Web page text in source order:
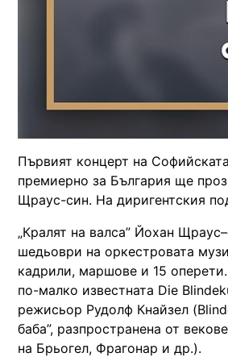
Първият концерт на
премиерно за България ще
Щраус-син. На диригентския
„Кралят на валса” Йохан
шедьоври на оркестровата
кадрили, маршове и 15 оперети.
по-малко известната Die
режисьор Рудолф Кнайзел
баба”, разпространена от
на Брьогел, Фрагонар и др.).